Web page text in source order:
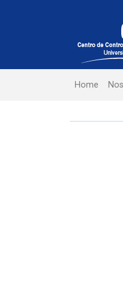
Home